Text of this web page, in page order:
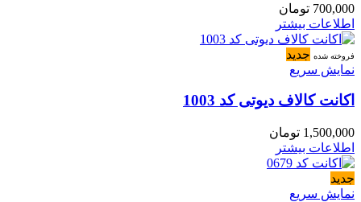
700,000 تومان
اطلاعات بیشتر
فروخته شده جدید
نمایش سریع
اکانت کالاف دیوتی کد 1003
1,500,000 تومان
اطلاعات بیشتر
جدید
نمایش سریع